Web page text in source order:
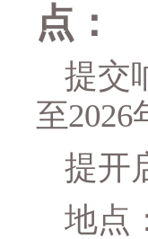
点：
提交
至2026
提开
地点